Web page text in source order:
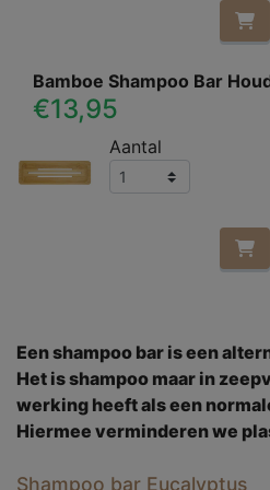
Bamboe Shampoo Bar
€13,95
Aantal
Een shampoo bar is een
Het is shampoo maar in
werking heeft als een
Hiermee verminderen we
Shampoo bar Eucalyptus